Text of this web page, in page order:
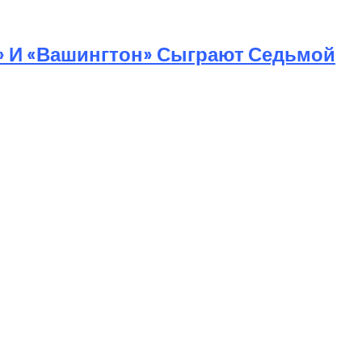
«Вашингтон» Сыграют Седьмой